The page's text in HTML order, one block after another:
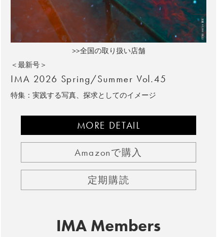
>>全国の取り扱い店舗
＜最新号＞
IMA 2026 Spring/Summer Vol.45
特集：実践する写真、探求としてのイメージ
MORE DETAIL
Amazonで購入
定期購読
IMA Members